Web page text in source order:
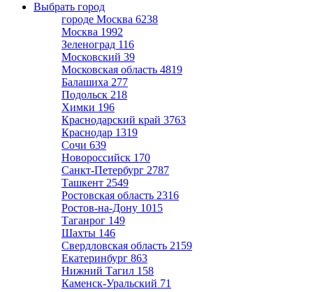
Выбрать город
городе Москва 6238
Москва 1992
Зеленоград 116
Московский 39
Московская область 4819
Балашиха 277
Подольск 218
Химки 196
Краснодарский край 3763
Краснодар 1319
Сочи 639
Новороссийск 170
Санкт-Петербург 2787
Ташкент 2549
Ростовская область 2316
Ростов-на-Дону 1015
Таганрог 149
Шахты 146
Свердловская область 2159
Екатеринбург 863
Нижний Тагил 158
Каменск-Уральский 71